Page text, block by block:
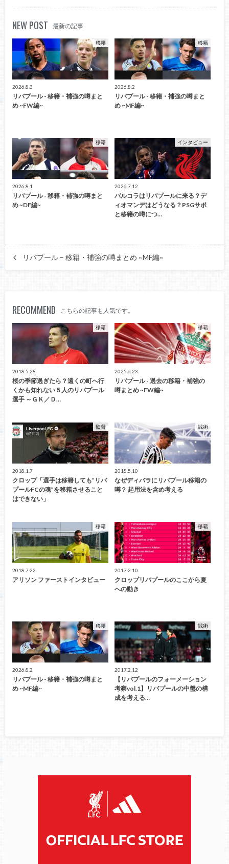
NEW POST 最新の記事
移籍
2026.8.3
リバプール - 移籍・補強の噂まと
め ~FW編~
移籍
2026.8.2
リバプール - 移籍・補強の噂まと
め ~MF編~
移籍
2026.8.1
リバプール - 移籍・補強の噂まと
め ~DF編~
インタビュー
2026.7.12
バルコラはリバプールに来る？デ
ィオマンデはどうなる？PSGサポ
と移籍の噂につ…
リバプール – 移籍・補強の噂まとめ ~MF編~
RECOMMEND こちらの記事も人気です。
移籍
2018.5.28
桜の季節過ぎたら？遠くの町へ行
くかも知れない５人のリバプール
選手 ～ＧＫ／Ｄ…
移籍
2025.6.23
リバプール - 過去の移籍・補強の
噂まとめ ~FW編~
監督
2018.1.7
クロップ「選手は移籍しても”リバ
プールFCの魂”を移籍させること
はできない」
戦術
2018.5.10
なぜディバラにリバプール移籍の
噂？ 起用法を含め考える
移籍
2018.7.22
アリソン ファーストインタビュー
移籍
2017.2.10
クロップリバプールのここから夏
への動き
移籍
2026.8.2
リバプール - 移籍・補強の噂まと
め ~MF編~
戦術
2017.2.12
【リバプールのフォーメーション
考察vol.1】リバプールの中盤の構
成を考える…